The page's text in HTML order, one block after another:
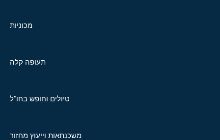
מכוניות
תעופה קלה
טיולים וחופש בחו"ל
משכנתאות וייעוץ מחזור